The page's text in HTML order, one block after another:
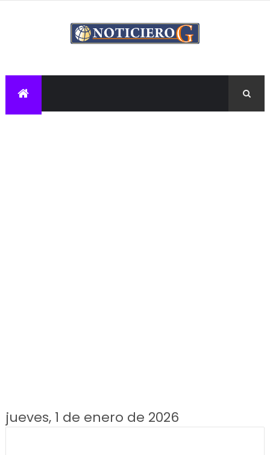
jueves, 1 de enero de 2026